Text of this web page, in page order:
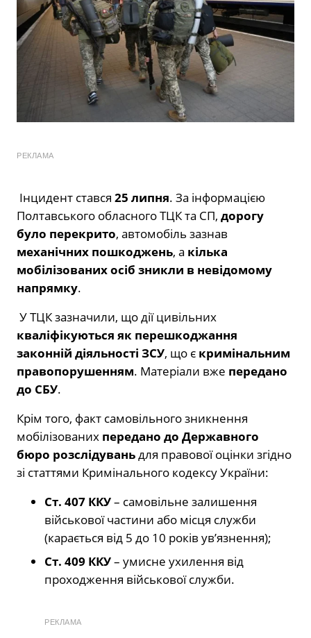
РЕКЛАМА
Інцидент стався 25 липня. За інформацією
Полтавського обласного ТЦК та СП, дорогу
було перекрито, автомобіль зазнав
механічних пошкоджень, а кілька
мобілізованих осіб зникли в невідомому
напрямку.
У ТЦК зазначили, що дії цивільних
кваліфікуються як перешкоджання
законній діяльності ЗСУ, що є кримінальним
правопорушенням. Матеріали вже передано
до СБУ.
Крім того, факт самовільного зникнення
мобілізованих передано до Державного
бюро розслідуваньдля правової оцінки згідно
зі статтями Кримінального кодексу України:
Ст. 407 ККУ– самовільне залишення
військової частини або місця служби
(карається від 5 до 10 років ув’язнення);
Ст. 409 ККУ– умисне ухилення від
проходження військової служби.
РЕКЛАМА